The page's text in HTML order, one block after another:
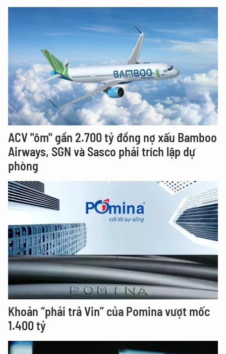
ACV "ôm" gần 2.700 tỷ đồng nợ xấu Bamboo
Airways, SGN và Sasco phải trích lập dự
phòng
Khoản “phải trả Vin” của Pomina vượt mốc
1.400 tỷ